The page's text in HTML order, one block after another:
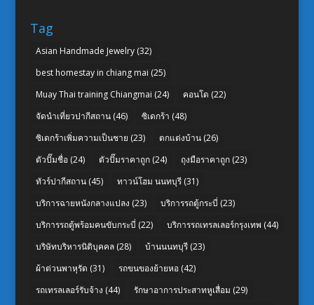
Tag
Asian Handmade Jewelry(32)
best homestay in chiang mai (25)
Muay Thai training Chiangmai (24) คอนโด (22)
จัดนำเที่ยวปากีสถาน(46) ซิเดกร้า (48)
ซิเดกร้าเพิ่มความเป็นชาย (23) ตกแต่งบ้าน(26)
ตัวปั๊มชื่อ(24) ตัวปั๊มราคาถูก(24) ถุงมือราคาถูก(23)
ทัวร์ปากีสถาน(45) ทาวน์โฮม นนทบุรี(31)
บริการฉายหนังกลางแปลง (23) บริการรถตู้กระบี่ (23)
บริการรถตู้พร้อมคนขับกระบี่ (22) บริการรถเทรลเลอร์กรุงเทพ (44)
บริษัทบริหารนิติบุคคล(28) บ้านนนทบุรี(23)
ผ้าต่วนพาหุรัด (31) รถขนของย้ายหอ(42)
รถเทรลเลอร์รับจ้าง (44) รักษาอาการประสาทหูเสื่อม (29)